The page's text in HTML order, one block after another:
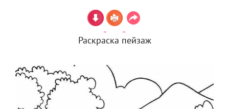
Раскраска пейзаж